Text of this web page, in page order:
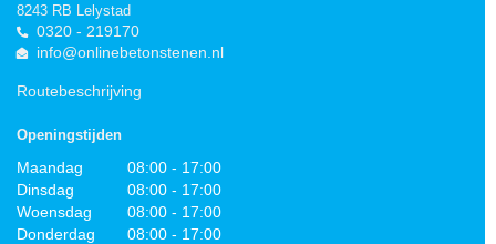
8243 RB Lelystad
0320 - 219170
info@onlinebetonstenen.nl
Routebeschrijving
Openingstijden
Maandag
08:00 - 17:00
Dinsdag
08:00 - 17:00
Woensdag
08:00 - 17:00
Donderdag
08:00 - 17:00